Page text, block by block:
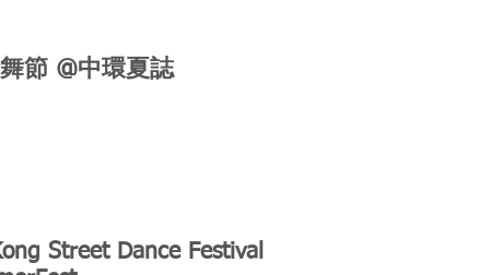
節 @中環夏誌
Street Dance Festival